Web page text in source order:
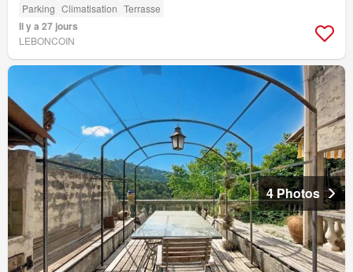
Parking Climatisation Terrasse
Il y a 27 jours
LEBONCOIN
4 Photos